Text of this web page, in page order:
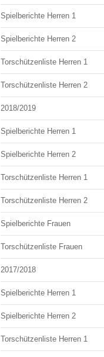
Spielberichte Herren 1
Spielberichte Herren 2
Torschützenliste Herren 1
Torschützenliste Herren 2
2018/2019
Spielberichte Herren 1
Spielberichte Herren 2
Torschützenliste Herren 1
Torschützenliste Herren 2
Spielberichte Frauen
Torschützenliste Frauen
2017/2018
Spielberichte Herren 1
Spielberichte Herren 2
Torschützenliste Herren 1